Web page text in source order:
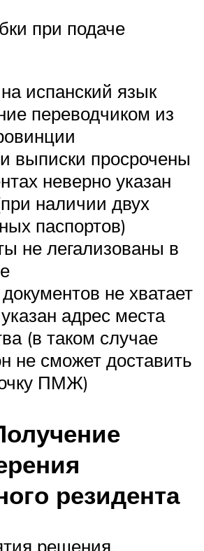
при подаче
испанский язык
переводчиком из
выписки просрочены
неверно указан
наличии двух
паспортов)
не легализованы в
не хватает
адрес места
(в таком случае
не сможет доставить
ПМЖ)
резидента
решения,